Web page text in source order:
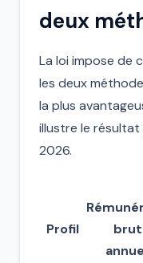
deux
La loi impose de
les deux
la plus
illustre le
2026.
Profil